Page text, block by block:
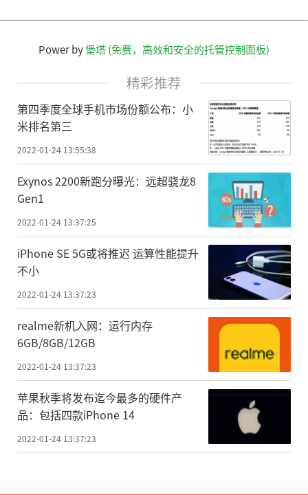
Power by堡塔 (免费，高效和安全的托管控制面板)
精彩推荐
第四季度全球手机市场份额公布：小
米排名第三
2022-01-24 13:55:38
Exynos 2200新跑分曝光：远超骁龙8
Gen1
2022-01-24 13:37:25
iPhone SE 5G或将推迟 运算性能提升
不小
2022-01-24 13:37:23
realme新机入网：运行内存
6GB/8GB/12GB
2022-01-24 13:37:23
苹果秋季将发布迄今最多的硬件产
品：包括四款iPhone 14
2022-01-24 13:37:23